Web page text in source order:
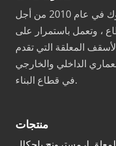
سقف لوحة معلقة. تأسست لوحة روك في عام 2010 من أجل
، وتعمل باستمرار على
المعلقة التي تقدم
الداخلي والخارجي
في قطاع البناء.
منتجات